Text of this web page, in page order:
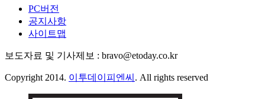
PC버전
공지사항
사이트맵
보도자료 및 기사제보 : bravo@etoday.co.kr
Copyright 2014. 이투데이피엔씨 . All rights reserved